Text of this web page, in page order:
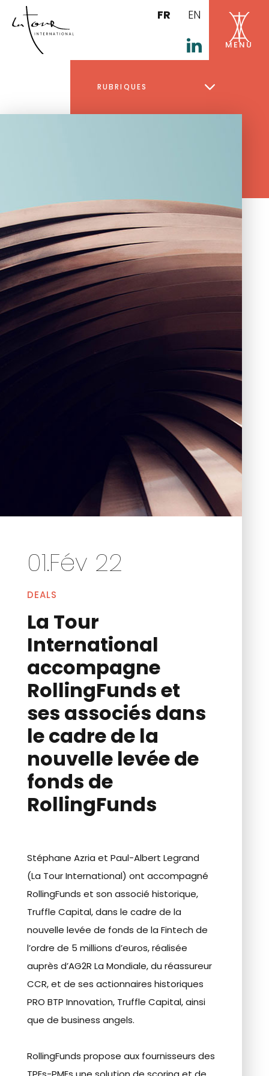
FR EN
RUBRIQUES
01.Fév 22
DEALS
La Tour
International
accompagne
RollingFunds et
ses associés dans
le cadre de la
nouvelle levée de
fonds de
RollingFunds
Stéphane Azria et Paul-Albert Legrand
(La Tour International) ont accompagné
RollingFunds et son associé historique,
Truffle Capital, dans le cadre de la
nouvelle levée de fonds de la Fintech de
l’ordre de 5 millions d’euros, réalisée
auprès d’AG2R La Mondiale, du réassureur
CCR, et de ses actionnaires historiques
PRO BTP Innovation, Truffle Capital, ainsi
que de business angels.
RollingFunds propose aux fournisseurs des